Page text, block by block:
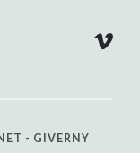
- GIVERNY